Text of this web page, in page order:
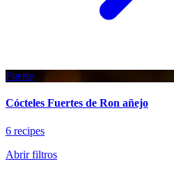
Fuerte
Cócteles Fuertes de Ron añejo
6 recipes
Abrir filtros